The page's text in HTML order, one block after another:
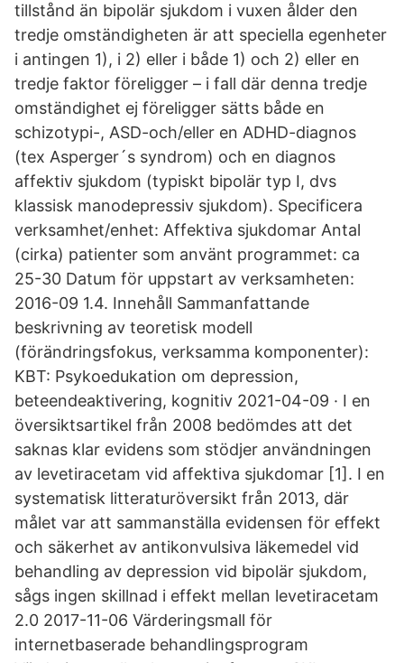
tillstånd än bipolär sjukdom i vuxen ålder den
tredje omständigheten är att speciella egenheter
i antingen 1), i 2) eller i både 1) och 2) eller en
tredje faktor föreligger – i fall där denna tredje
omständighet ej föreligger sätts både en
schizotypi-, ASD-och/eller en ADHD-diagnos
(tex Asperger´s syndrom) och en diagnos
affektiv sjukdom (typiskt bipolär typ I, dvs
klassisk manodepressiv sjukdom). Specificera
verksamhet/enhet: Affektiva sjukdomar Antal
(cirka) patienter som använt programmet: ca
25-30 Datum för uppstart av verksamheten:
2016-09 1.4. Innehåll Sammanfattande
beskrivning av teoretisk modell
(förändringsfokus, verksamma komponenter):
KBT: Psykoedukation om depression,
beteendeaktivering, kognitiv 2021-04-09 · I en
översiktsartikel från 2008 bedömdes att det
saknas klar evidens som stödjer användningen
av levetiracetam vid affektiva sjukdomar [1]. I en
systematisk litteraturöversikt från 2013, där
målet var att sammanställa evidensen för effekt
och säkerhet av antikonvulsiva läkemedel vid
behandling av depression vid bipolär sjukdom,
sågs ingen skillnad i effekt mellan levetiracetam
2.0 2017-11-06 Värderingsmall för
internetbaserade behandlingsprogram